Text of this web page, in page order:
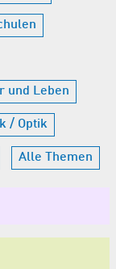
und Leben
/ Optik
Alle Themen